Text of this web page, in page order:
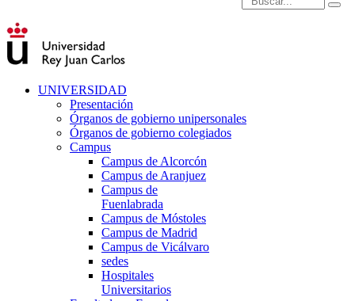
UNIVERSIDAD
Presentación
Órganos de gobierno unipersonales
Órganos de gobierno colegiados
Campus
Campus de Alcorcón
Campus de Aranjuez
Campus de
Fuenlabrada
Campus de Móstoles
Campus de Madrid
Campus de Vicálvaro
sedes
Hospitales
Universitarios